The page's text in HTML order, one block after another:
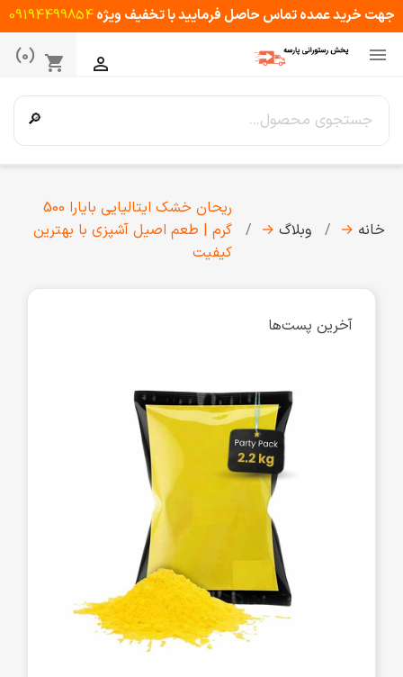
جهت خرید عمده تماس حاصل فرمایید با تخفیف ویژه09194499854

shopping_cart
(0) 
🔎
خانه → وبلاگ →
ریحان خشک ایتالیایی بایارا 500
گرم | طعم اصیل آشپزی با بهترین
کیفیت
آخرین پست‌ها